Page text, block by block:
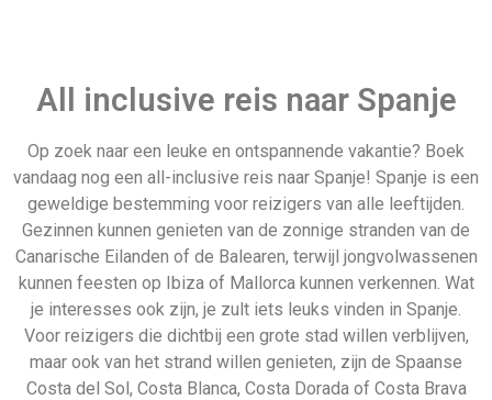
All inclusive reis naar Spanje
Op zoek naar een leuke en ontspannende vakantie? Boek
vandaag nog een all-inclusive reis naar Spanje! Spanje is een
geweldige bestemming voor reizigers van alle leeftijden.
Gezinnen kunnen genieten van de zonnige stranden van de
Canarische Eilanden of de Balearen, terwijl jongvolwassenen
kunnen feesten op Ibiza of Mallorca kunnen verkennen. Wat
je interesses ook zijn, je zult iets leuks vinden in Spanje.
Voor reizigers die dichtbij een grote stad willen verblijven,
maar ook van het strand willen genieten, zijn de Spaanse
Costa del Sol, Costa Blanca, Costa Dorada of Costa Brava